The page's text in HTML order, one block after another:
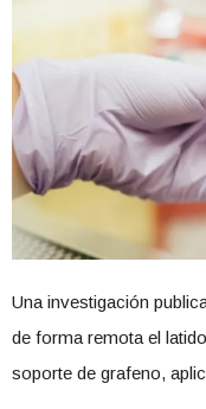
Una investigación
de forma remota el
soporte de grafeno,